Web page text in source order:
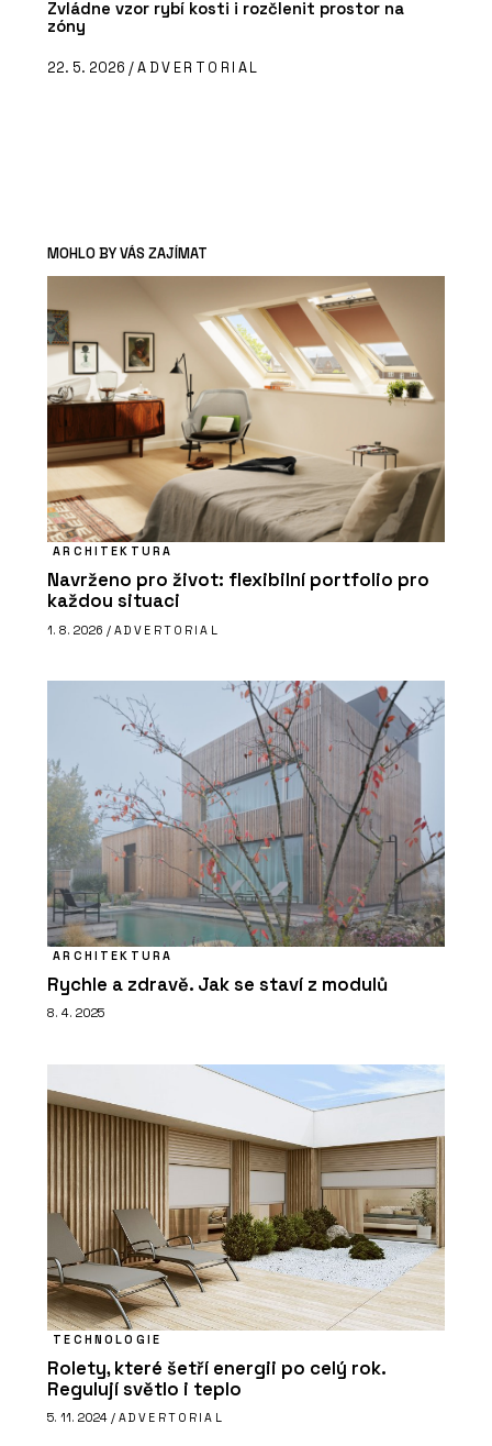
Zvládne vzor rybí kosti i rozčlenit prostor na
zóny
22. 5. 2026 /ADVERTORIAL
MOHLO BY VÁS ZAJÍMAT
ARCHITEKTURA
Navrženo pro život: flexibilní portfolio pro
každou situaci
1. 8. 2026 / ADVERTORIAL
ARCHITEKTURA
Rychle a zdravě. Jak se staví z modulů
8. 4. 2025
TECHNOLOGIE
Rolety, které šetří energii po celý rok.
Regulují světlo i teplo
5. 11. 2024 / ADVERTORIAL